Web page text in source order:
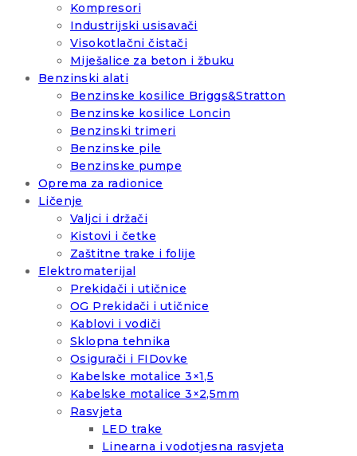
Kompresori
Industrijski usisavači
Visokotlačni čistači
Miješalice za beton i žbuku
Benzinski alati
Benzinske kosilice Briggs&Stratton
Benzinske kosilice Loncin
Benzinski trimeri
Benzinske pile
Benzinske pumpe
Oprema za radionice
Ličenje
Valjci i držači
Kistovi i četke
Zaštitne trake i folije
Elektromaterijal
Prekidači i utičnice
OG Prekidači i utičnice
Kablovi i vodiči
Sklopna tehnika
Osigurači i FIDovke
Kabelske motalice 3×1,5
Kabelske motalice 3×2,5mm
Rasvjeta
LED trake
Linearna i vodotjesna rasvjeta